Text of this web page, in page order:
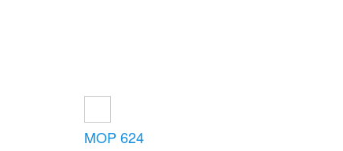
MOP 624